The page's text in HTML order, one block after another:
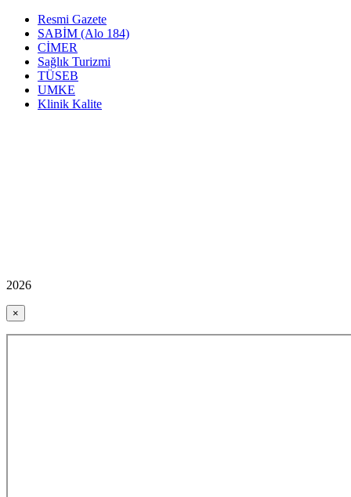
Resmi Gazete
SABİM (Alo 184)
CİMER
Sağlık Turizmi
TÜSEB
UMKE
Klinik Kalite
2026
×